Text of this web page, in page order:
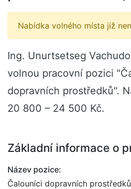
Nabídka volného místa již
Ing. Unurtsetseg
volnou pracovní pozici
dopravních prostředků".
20 800 – 24 500 Kč.
Základní informace o
Název pozice:
Čalouníci dopravních prostředků